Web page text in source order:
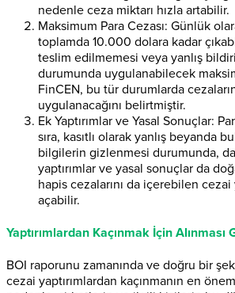
nedenle ceza miktarı hızla artabilir.
Maksimum Para Cezası: Günlük
toplamda 10.000 dolara kadar
teslim edilmemesi veya yanlış
durumunda uygulanabilecek
FinCEN, bu tür durumlarda
uygulanacağını belirtmiştir.
Ek Yaptırımlar ve Yasal Sonuçlar:
sıra, kasıtlı olarak yanlış beyanda
bilgilerin gizlenmesi durumunda,
yaptırımlar ve yasal sonuçlar da
hapis cezalarını da içerebilen cezai
açabilir.
Yaptırımlardan Kaçınmak İçin
BOI raporunu zamanında ve doğru bir
cezai yaptırımlardan kaçınmanın en